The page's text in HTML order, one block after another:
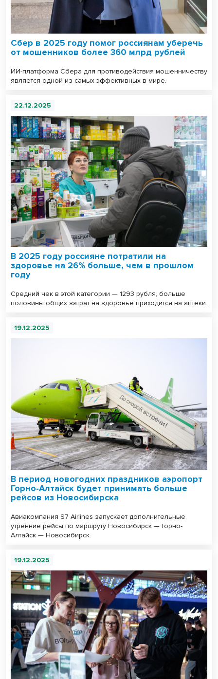
Сбер в 2025 году помог россиянам уберечь
от мошенников более 360 млрд рублей
ИИ-платформа Сбера для противодействия мошенничеству
является одной из самых эффективных в мире.
22.12.2025
В 2025 году россияне потратили на
здоровье на 26% больше, чем в прошлом
году
Средний чек в этой категории — 1293 рубля, больше
половины общих затрат на здоровье приходится на аптеки.
19.12.2025
В период новогодних праздников аэропорт
Горно-Алтайск будет принимать больше
рейсов из Новосибирска
Авиакомпания S7 Airlines запускает дополнительные
утренние рейсы по маршруту Новосибирск — Горно-
Алтайск — Новосибирск.
19.12.2025